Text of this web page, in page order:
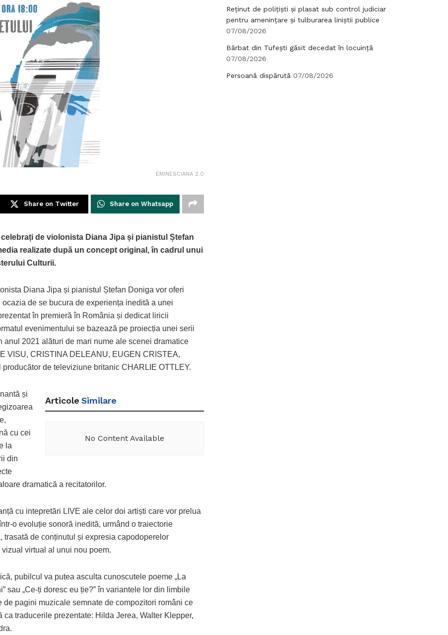
EMINESCIANA 2.0
Share on Twitter Share on Whatsapp
de violonista Diana Jipa și pianistul Ștefan
realizate după un concept original, în cadrul unui
Culturii.
Diana Jipa și pianistul Ștefan Doniga vor oferi
de se bucura de experiența inedită a unei
în premieră în România și dedicat liricii
evenimentului se bazează pe proiecția unei serii
2021 alături de mari nume ale scenei dramatice
VISU, CRISTINA DELEANU, EUGEN CRISTEA,
de televiziune britanic CHARLIE OTTLEY.
Articole Similare
No Content Available
și
cu cei
la
din
dramatică a recitatorilor.
cu intepretări LIVE ale celor doi artiști care vor prelua
o evoluție sonoră inedită, urmând o traiectorie
de conținutul și expresia capodoperelor
virtual al unui nou poem.
pubilcul va putea asculta cunoscutele poeme „La
sau „Ce-ți doresc eu ție?” în variantele lor din limbile
pagini muzicale semnate de compozitori români ce
traducerile prezentate: Hilda Jerea, Walter Klepper,
Reținut de polițiști și plasat sub control judiciar
pentru amenințare și tulburarea liniștii publice
07/08/2026
Bărbat din Tufești găsit decedat în locuință
07/08/2026
Persoană dispărută 07/08/2026